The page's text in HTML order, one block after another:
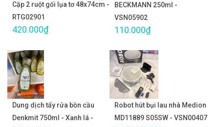
Cặp 2 ruột gối lụa tơ 48x74cm -
RTG02901
420.000₫
BECKMANN 250ml -
VSN05902
110.000₫
Dung dịch tẩy rửa bồn cầu
Denkmit 750ml - Xanh lá -
Robot hút bụi lau nhà Medion
MD11889 S05SW - VSN00407